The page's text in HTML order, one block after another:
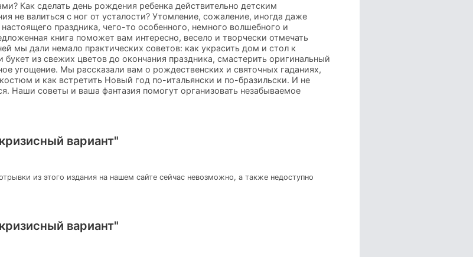
Как сделать день рождения ребенка действительно детским
не валиться с ног от усталости? Утомление, сожаление, иногда даже
праздника, чего-то особенного, немного волшебного и
книга поможет вам интересно, весело и творчески отмечать
мы дали немало практических советов: как украсить дом и стол к
из свежих цветов до окончания праздника, смастерить оригинальный
угощение. Мы рассказали вам о рождественских и святочных гаданиях,
и как встретить Новый год по-итальянски и по-бразильски. И не
Наши советы и ваша фантазия помогут организовать незабываемое
вариант"
из этого издания на нашем сайте сейчас невозможно, а также недоступно
вариант"